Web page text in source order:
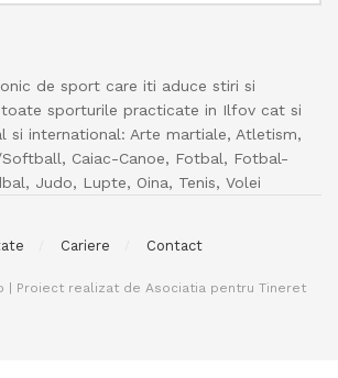
de sport care iti aduce stiri si
sporturile practicate in Ilfov cat si
si international: Arte martiale, Atletism,
Caiac-Canoe, Fotbal, Fotbal-
Judo, Lupte, Oina, Tenis, Volei
Cariere Contact
| Proiect realizat de Asociatia pentru Tineret